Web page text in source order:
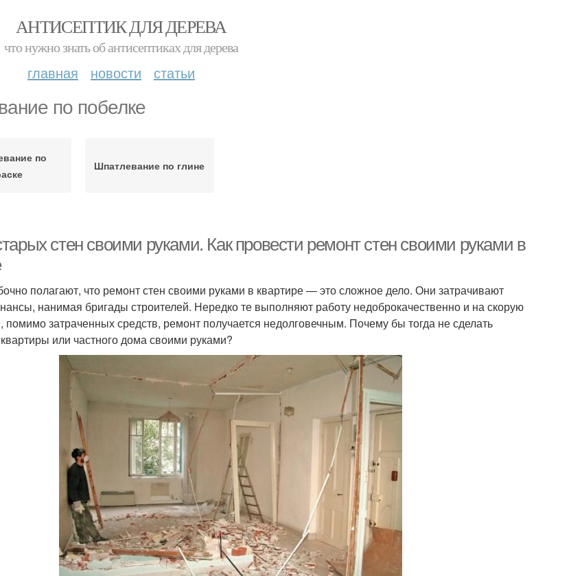
АНТИСЕПТИК ДЛЯ ДЕРЕВА
что нужно знать об антисептиках для дерева
главная новости статьи
по побелке
по
Шпатлевание по глине
стен своими руками. Как провести ремонт стен своими руками в
полагают, что ремонт стен своими руками в квартире — это сложное дело. Они затрачивают
нанимая бригады строителей. Нередко те выполняют работу недоброкачественно и на скорую
помимо затраченных средств, ремонт получается недолговечным. Почему бы тогда не сделать
или частного дома своими руками?